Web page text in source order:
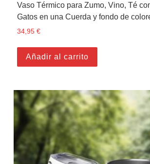
Vaso Térmico para Zumo, Vino, Té
Gatos en una Cuerda y fondo de
34,95€
Añadir al carrito